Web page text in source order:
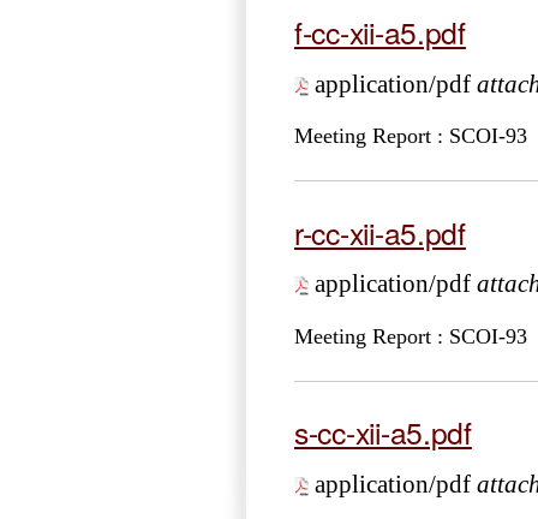
f-cc-xii-a5.pdf
application/pdf
Meeting Report : SCOI-93
r-cc-xii-a5.pdf
application/pdf
Meeting Report : SCOI-93
s-cc-xii-a5.pdf
application/pdf